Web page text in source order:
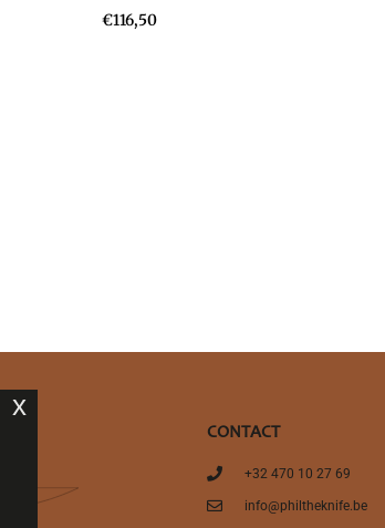
€116,50
CONTACT
+32 470 10 27 69
info@philtheknife.be
x